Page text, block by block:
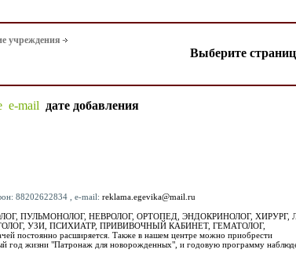
учреждения
Выберите
e-mail дате добавления
88202622834 , e-mail: reklama.egevika@mail.ru
ПУЛЬМОНОЛОГ, НЕВРОЛОГ, ОРТОПЕД, ЭНДОКРИНОЛОГ, ХИРУРГ,
УЗИ, ПСИХИАТР, ПРИВИВОЧНЫЙ КАБИНЕТ, ГЕМАТОЛОГ,
расширяется. Также в нашем центре можно приобрести
год жизни "Патронаж для новорожденных", и годовую программу